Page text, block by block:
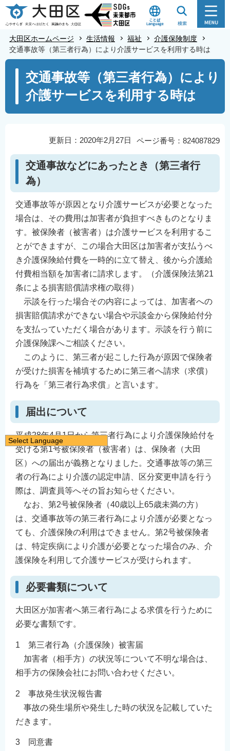
こ
の
ジ
大田区ホームページ 生活情報 福祉
介護保険制度
交通事故等（第三者行為）により介護サービスを利用する時は
交通事故等（第三者行為）により
介護サービスを利用する時は
ページ番号：824087829
更新日：2020年2月27日
交通事故などにあったとき（第三者行
為）
交通事故等が原因となり介護サービスが必要となった
場合は、その費用は加害者が負担すべきものとなりま
す。被保険者（被害者）は介護サービスを利用するこ
とができますが、この場合大田区は加害者が支払うべ
き介護保険給付費を一時的に立て替え、後から介護給
付費相当額を加害者に請求します。（介護保険法第21
条による損害賠償請求権の取得）
示談を行った場合その内容によっては、加害者への
損害賠償請求ができない場合や示談金から保険給付分
を支払っていただく場合があります。示談を行う前に
介護保険課へご相談ください。
このように、第三者が起こした行為が原因で保険者
が受けた損害を補填するために第三者へ請求（求償）
行為を「第三者行為求償」と言います。
届出について
平成28年4月1日から第三者行為により介護保険給付を
受ける第1号被保険者（被害者）は、保険者（大田
区）への届出が義務となりました。交通事故等の第三
者の行為により介護の認定申請、区分変更申請を行う
際は、調査員等へその旨お知らせください。
なお、第2号被保険者（40歳以上65歳未満の方）
は、交通事故等の第三者行為により介護が必要となっ
ても、介護保険の利用はできません。第2号被保険者
は、特定疾病により介護が必要となった場合のみ、介
護保険を利用して介護サービスが受けられます。
必要書類について
大田区が加害者へ第三者行為による求償を行うために
必要な書類です。
1 第三者行為（介護保険）被害届
加害者（相手方）の状況等について不明な場合は、
相手方の保険会社にお問い合わせください。
2 事故発生状況報告書
事故の発生場所や発生した時の状況を記載していた
だきます。
3 同意書
Select Language
日本語
English
简体中文
繁體中文
한국어
नेपाली
Filipino